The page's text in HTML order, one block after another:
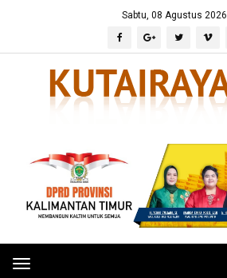
Sabtu, 08 Agustus 2026
Toggle